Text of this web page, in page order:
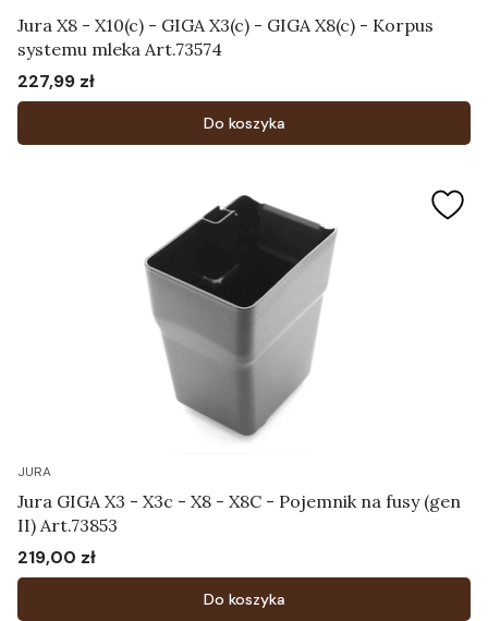
Jura X8 - X10(c) - GIGA X3(c) - GIGA X8(c) - Korpus
systemu mleka Art.73574
Cena
227,99 zł
Do koszyka
JURA
Jura GIGA X3 - X3c - X8 - X8C - Pojemnik na fusy (gen
II) Art.73853
Cena
219,00 zł
Do koszyka